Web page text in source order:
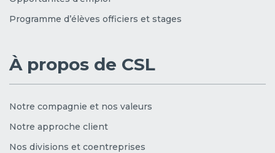
Programme d’élèves officiers et stages
À propos de CSL
Notre compagnie et nos valeurs
Notre approche client
Nos divisions et coentreprises